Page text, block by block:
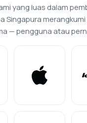
yang luas dalam
Singapura
— pengguna atau